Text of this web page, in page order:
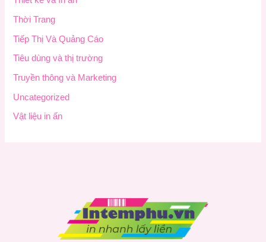
Thời Trang
Tiếp Thị Và Quảng Cáo
Tiêu dùng và thị trường
Truyền thông và Marketing
Uncategorized
Vật liệu in ấn